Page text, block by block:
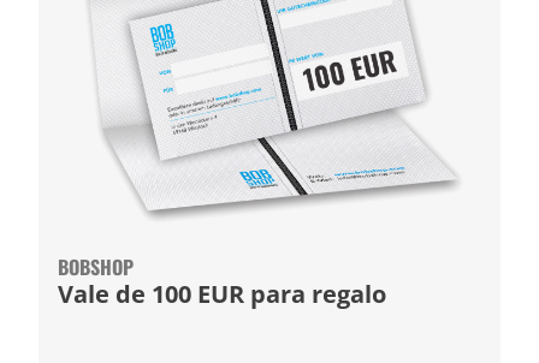
BOBSHOP
Vale de 100 EUR para regalo